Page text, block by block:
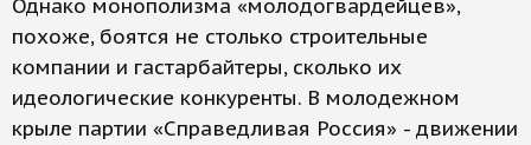
Однако монополизма «молодогвардейцев»,
похоже, боятся не столько строительные
компании и гастарбайтеры, сколько их
идеологические конкуренты. В молодежном
крыле партии «Справедливая Россия» - движении